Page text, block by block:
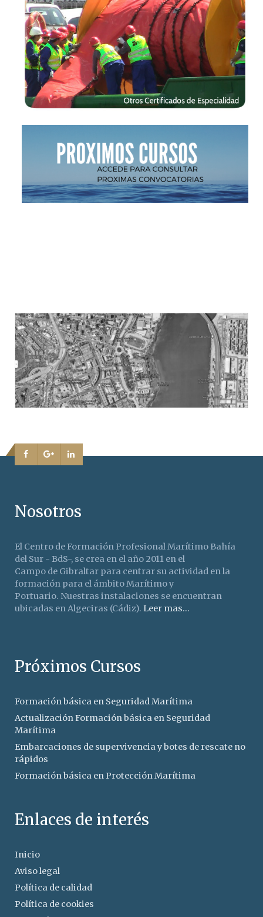
Nosotros
El Centro de Formación Profesional Marítimo Bahía
del Sur - BdS-, se crea en el año 2011 en el
Campo de Gibraltar para centrar su actividad en la
formación para el ámbito Marítimo y
Portuario. Nuestras instalaciones se encuentran
ubicadas en Algeciras (Cádiz). Leer mas...
Próximos Cursos
Formación básica en Seguridad Marítima
Actualización Formación básica en Seguridad
Marítima
Embarcaciones de supervivencia y botes de rescate no
rápidos
Formación básica en Protección Marítima
Enlaces de interés
Inicio
Aviso legal
Política de calidad
Política de cookies